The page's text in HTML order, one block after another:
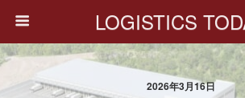
LOGISTICS
2026年3月16日